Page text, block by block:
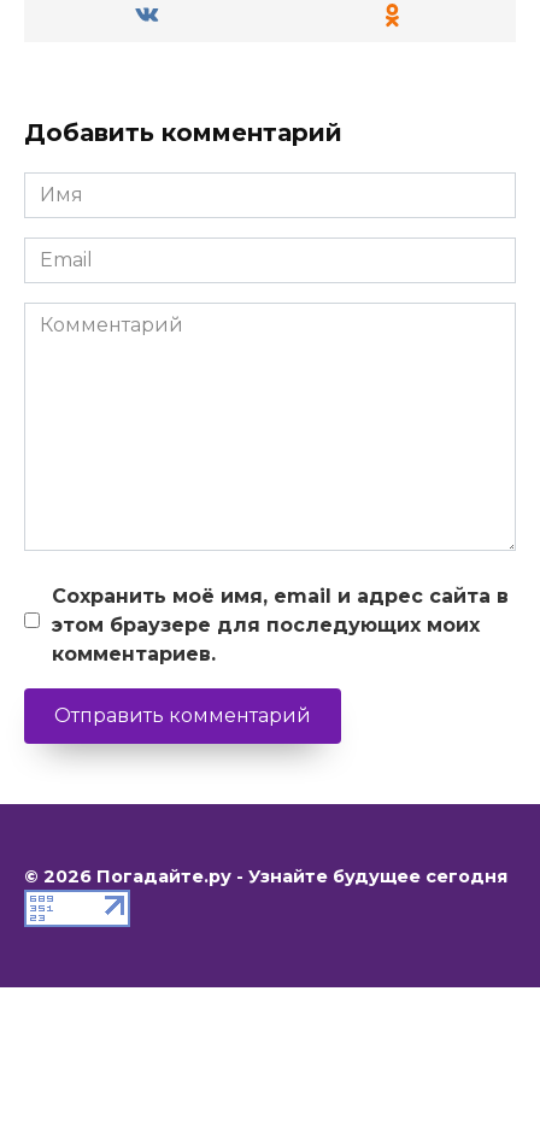
Добавить комментарий
Имя
*
Email
*
Комментарий
Сохранить моё имя, email и адрес сайта в
этом браузере для последующих моих
комментариев.
© 2026 Погадайте.ру - Узнайте будущее сегодня